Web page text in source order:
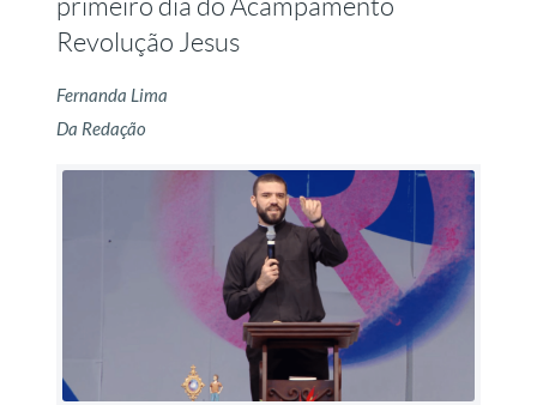
primeiro dia do Acampamento
Revolução Jesus
Fernanda Lima
Da Redação